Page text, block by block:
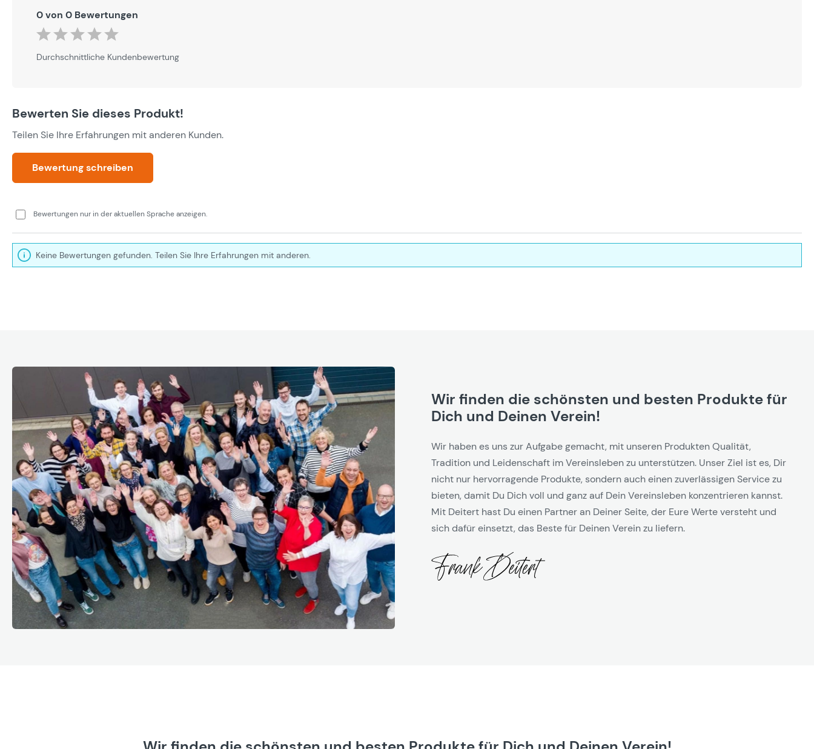
0 von 0 Bewertungen
Durchschnittliche Bewertung von 0 von 5 Sternen
Durchschnittliche Kundenbewertung
Bewerten Sie dieses Produkt!
Teilen Sie Ihre Erfahrungen mit anderen Kunden.
Bewertung schreiben
Bewertungen nur in der aktuellen Sprache anzeigen.
Keine Bewertungen gefunden. Teilen Sie Ihre Erfahrungen mit anderen.
Wir finden die schönsten und besten Produkte für
Dich und Deinen Verein!
Wir haben es uns zur Aufgabe gemacht, mit unseren Produkten Qualität,
Tradition und Leidenschaft im Vereinsleben zu unterstützen. Unser Ziel ist es, Dir
nicht nur hervorragende Produkte, sondern auch einen zuverlässigen Service zu
bieten, damit Du Dich voll und ganz auf Dein Vereinsleben konzentrieren kannst.
Mit Deitert hast Du einen Partner an Deiner Seite, der Eure Werte versteht und
sich dafür einsetzt, das Beste für Deinen Verein zu liefern.